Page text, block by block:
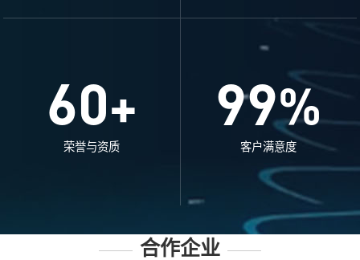
60+
荣誉与资质
99%
客户满意度
合作企业